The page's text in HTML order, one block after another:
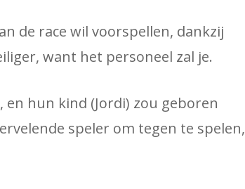
de race wil voorspellen, dankzij
want het personeel zal je.
hun kind (Jordi) zou geboren
speler om tegen te spelen,